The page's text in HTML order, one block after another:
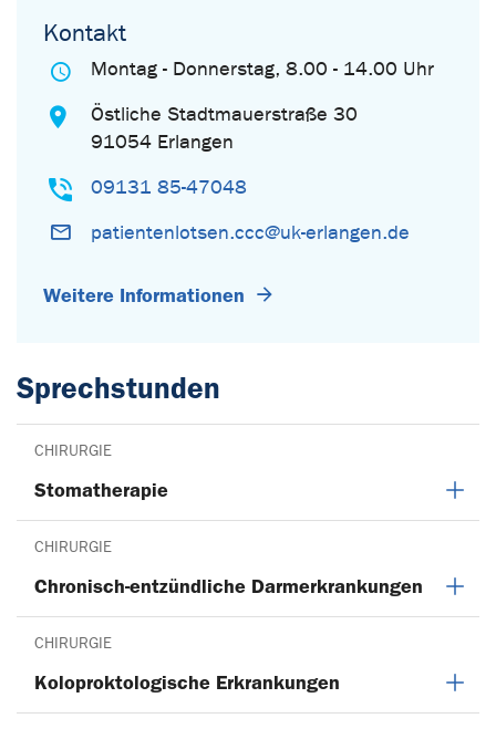
Kontakt
Montag - Donnerstag, 8.00 - 14.00 Uhr
Östliche Stadtmauerstraße 30
91054 Erlangen
09131 85-47048
patientenlotsen.ccc@uk-erlangen.de
Weitere Informationen
Sprechstunden
CHIRURGIE
Stomatherapie
CHIRURGIE
Chronisch-entzündliche Darmerkrankungen
CHIRURGIE
Koloproktologische Erkrankungen